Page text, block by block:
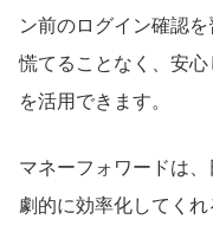
ン前のログイン確認
慌てることなく、安
を活用できます。
マネーフォワードは
劇的に効率化してく